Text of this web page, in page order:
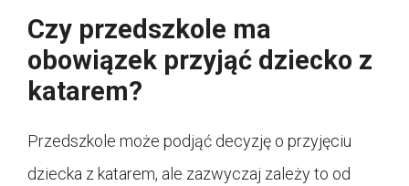
Czy przedszkole ma
obowiązek przyjąć dziecko z
katarem?
Przedszkole może podjąć decyzję o przyjęciu
dziecka z katarem, ale zazwyczaj zależy to od